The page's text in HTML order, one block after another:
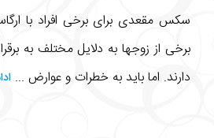
سکس مقعدی برای برخی افراد با
برخی از زوجها به دلایل مختلف به
دارند. اما باید به خطرات و عوارض ...